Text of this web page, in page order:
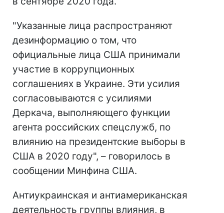
"Указанные лица распространяют
дезинформацию о том, что
официальные лица США принимали
участие в коррупционных
соглашениях в Украине. Эти усилия
согласовываются с усилиями
Деркача, выполняющего функции
агента российских спецслужб, по
влиянию на президентские выборы в
США в 2020 году", – говорилось в
сообщении Минфина США.
Антиукраинская и антиамериканская
деятельность группы влияния, в